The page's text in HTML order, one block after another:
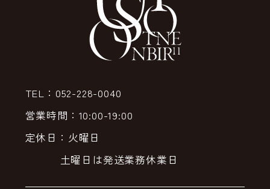
TEL：052-228-0040
営業時間：10:00-19:00
定休日：火曜日
土曜日は発送業務休業日